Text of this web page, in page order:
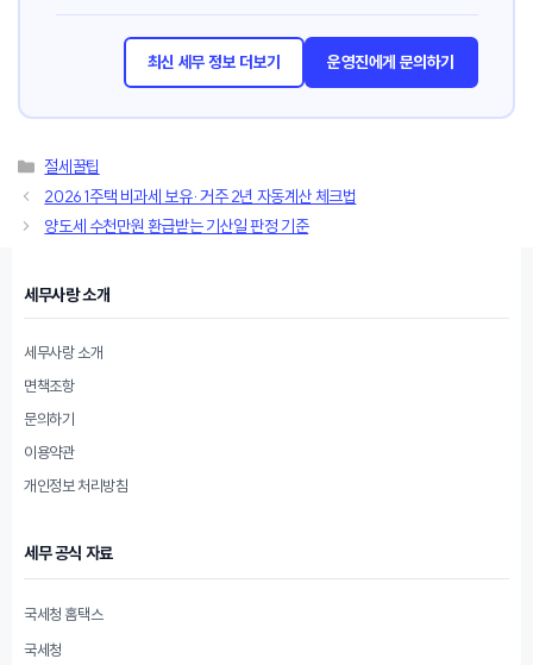
최신 세무 정보 더보기 운영진에게 문의하기
카
테
리
절세꿀팁
2026 1주택 비과세 보유·거주 2년 자동계산 체크법
양도세 수천만원 환급받는 기산일 판정 기준
세무사랑 소개
세무사랑 소개
면책조항
문의하기
이용약관
개인정보 처리방침
세무 공식 자료
국세청 홈택스
국세청